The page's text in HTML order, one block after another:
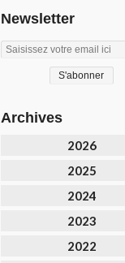
Newsletter
Archives
2026
2025
2024
2023
2022